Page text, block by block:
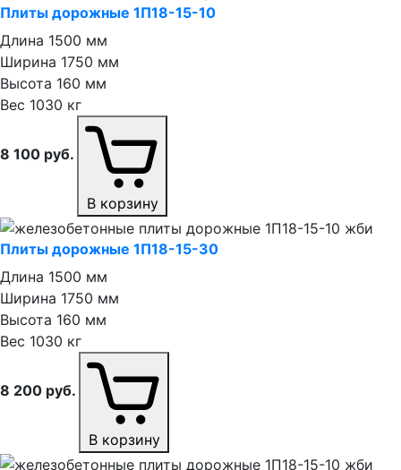
Плиты дорожные 1П18⁠-⁠15⁠-⁠10
Длина 1500 мм
Ширина 1750 мм
Высота 160 мм
Вес 1030 кг
8 100 руб.
В корзину
Плиты дорожные 1П18⁠-⁠15⁠-⁠30
Длина 1500 мм
Ширина 1750 мм
Высота 160 мм
Вес 1030 кг
8 200 руб.
В корзину